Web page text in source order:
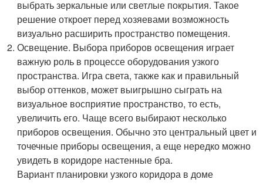
выбрать зеркальные или светлые покрытия. Такое
решение откроет перед хозяевами возможность
визуально расширить пространство помещения.
Освещение. Выбора приборов освещения играет
важную роль в процессе оборудования узкого
пространства. Игра света, также как и правильный
выбор оттенков, может выигрышно сыграть на
визуальное восприятие пространство, то есть,
увеличить его. Чаще всего выбирают несколько
приборов освещения. Обычно это центральный цвет и
точечные приборы освещения, а еще нередко можно
увидеть в коридоре настенные бра.
Вариант планировки узкого коридора в доме